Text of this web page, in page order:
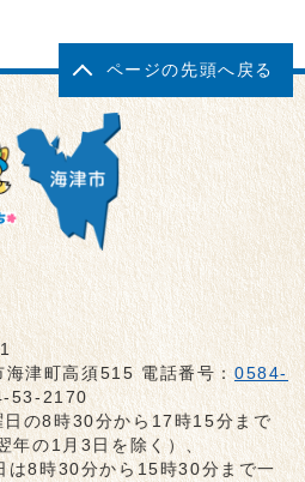
ページの先頭へ戻る
津町高須515 電話番号：0584-
53-2170
日の8時30分から17時15分まで
年の1月3日を除く）、
は8時30分から15時30分まで一